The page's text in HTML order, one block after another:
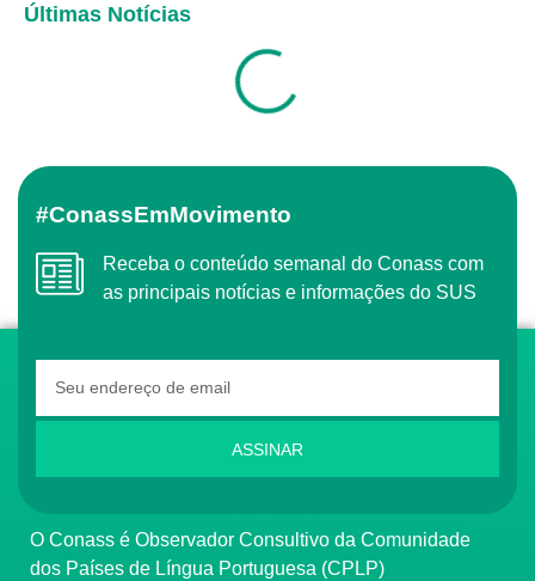
Últimas Notícias
#ConassEmMovimento
Receba o conteúdo semanal do Conass com
as principais notícias e informações do SUS
ASSINAR
O Conass é Observador Consultivo da Comunidade
dos Países de Língua Portuguesa (CPLP)